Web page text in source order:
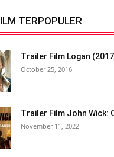
TERPOPULER
Trailer Film Logan
October 25, 2016
Trailer Film John Wick:
November 11, 2022